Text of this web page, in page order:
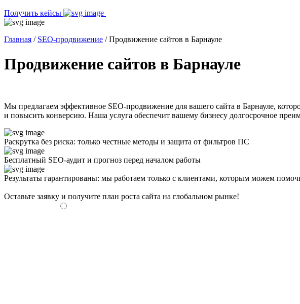
Получить кейсы
Главная / SEO-продвижение /Продвижение сайтов в Барнауле
Продвижение сайтов в Барнауле
Мы предлагаем эффективное SEO-продвижение для вашего сайта в Барнауле,
и повысить конверсию. Наша услуга обеспечит вашему бизнесу долгосрочное
Раскрутка без риска: только честные методы и защита от фильтров ПС
Бесплатный SEO-аудит и прогноз перед началом работы
Результаты гарантированы: мы работаем только с клиентами, которым можем
Оставьте заявку и получите план роста сайта на глобальном рынке!